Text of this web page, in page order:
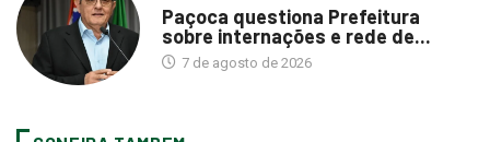
Paçoca questiona Prefeitura
sobre internações e rede de...
7 de agosto de 2026